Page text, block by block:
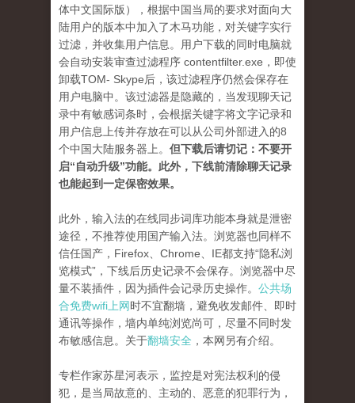
体中文国际版），根据中国当局的要求对面向大
陆用户的版本中加入了木马功能，对关键字实行
过滤，并收集用户信息。用户下载的同时电脑就
会自动安装审查过滤程序 contentfilter.exe，即使
卸载TOM- Skype后，该过滤程序仍然会保存在
用户电脑中。该过滤器是隐藏的，当发现聊天记
录中有敏感词条时，会根据关键字将文字记录和
用户信息上传并存放在可以从公司外部进入的8
个中国大陆服务器上。 但下载后请切记：不要开
启“自动升级”功能。此外，下线前清除聊天记录
也能起到一定保密效果。
此外，输入法的在线同步词库功能本身就是泄密
途径，不推荐使用国产输入法。浏览器也同样不
信任国产，Firefox、Chrome、IE都支持“隐私浏
览模式”，下线后历史记录不会保存。浏览器中尽
量不装插件，因为插件会记录历史操作。 公共场
合免费wifi上网时不宜翻墙，避免收发邮件、即时
通讯等操作，墙内单纯浏览尚可，尽量不同时发
布敏感信息。关于翻墙安全 ，本网另有介绍。
专栏作家苏星河表示，监控是对宪法权利的侵
犯，是当局故意的、主动的、恶意的犯罪行为，